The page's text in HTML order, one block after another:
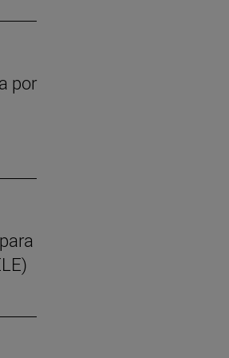
por